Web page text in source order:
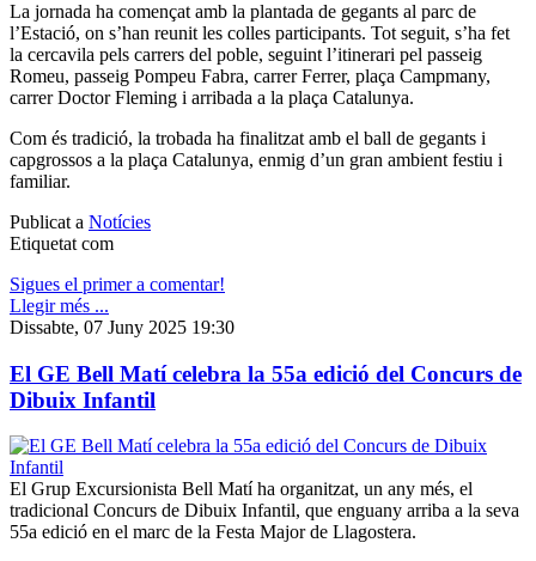
La jornada ha començat amb la plantada de gegants al parc de
l’Estació, on s’han reunit les colles participants. Tot seguit, s’ha fet
la cercavila pels carrers del poble, seguint l’itinerari pel passeig
Romeu, passeig Pompeu Fabra, carrer Ferrer, plaça Campmany,
carrer Doctor Fleming i arribada a la plaça Catalunya.
Com és tradició, la trobada ha finalitzat amb el ball de gegants i
capgrossos a la plaça Catalunya, enmig d’un gran ambient festiu i
familiar.
Publicat a Notícies
Etiquetat com
Sigues el primer a comentar!
Llegir més ...
Dissabte, 07 Juny 2025 19:30
El GE Bell Matí celebra la 55a edició del Concurs de
Dibuix Infantil
El Grup Excursionista Bell Matí ha organitzat, un any més, el
tradicional Concurs de Dibuix Infantil, que enguany arriba a la seva
55a edició en el marc de la Festa Major de Llagostera.